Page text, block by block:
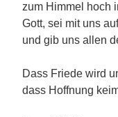
zum Himmel hoch
Gott, sei mit uns
und gib uns allen
Dass Friede wird
dass Hoffnung